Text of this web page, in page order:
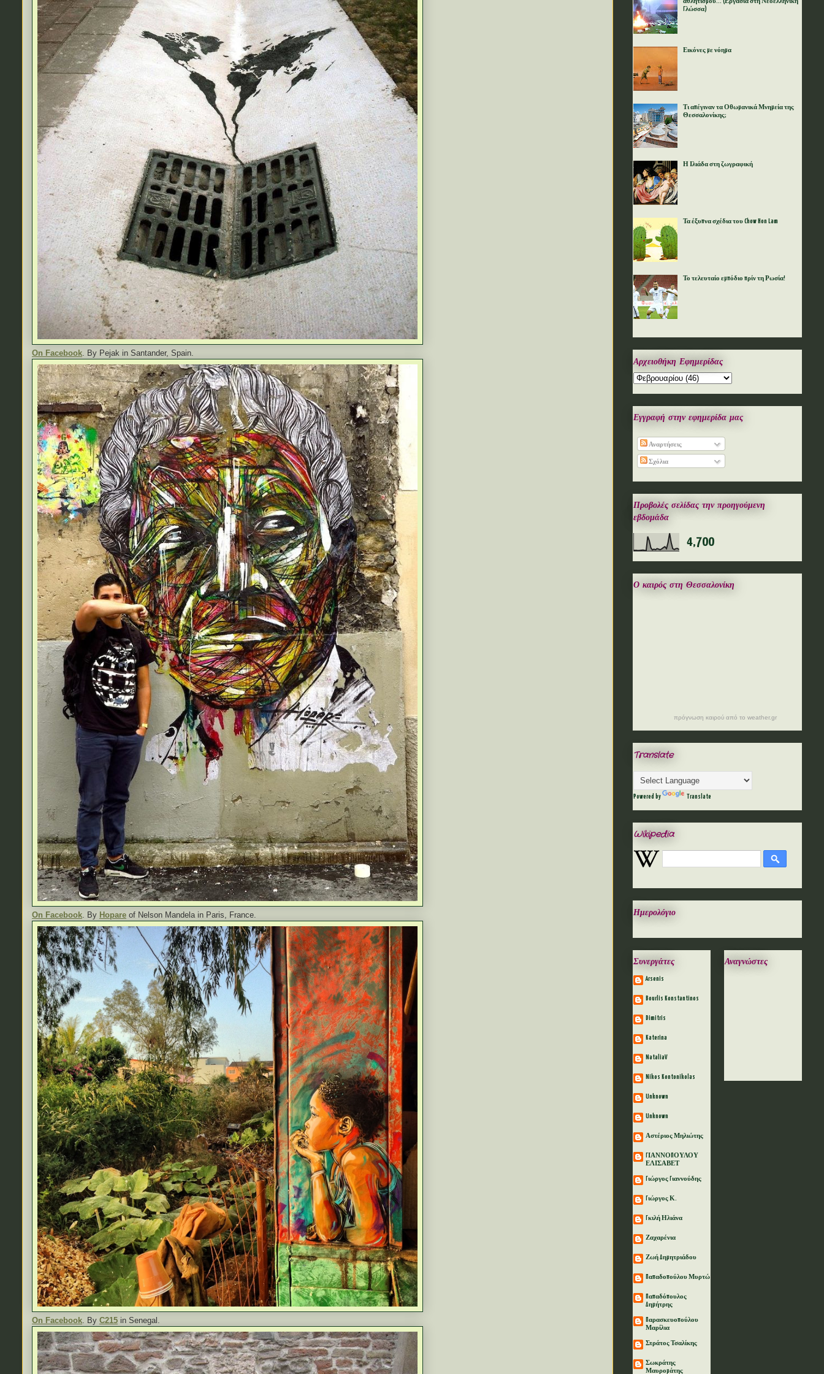
On Facebook. By Pejak in Santander, Spain.
On Facebook . By Hopare of Nelson Mandela in Paris, France.
On Facebook . By C215 in Senegal.
Γλώσσα)
Εικόνες με νόημα
Τι απέγιναν τα Οθωμανικά Μνημεία της
Θεσσαλονίκης;
Η Ιλιάδα στη ζωγραφική
Τα έξυπνα σχέδια του Chow Hon Lam
Το τελευταίο εμπόδιο πρίν τη Ρωσία!
Αρχειοθήκη Εφημερίδας
Εγγραφή στην εφημερίδα μας
Αναρτήσεις
Σχόλια
Προβολές σελίδας την προηγούμενη
εβδομάδα
4,700
Ο καιρός στη Θεσσαλονίκη
πρόγνωση καιρού από το weather.gr
Translate
Powered by Translate
Wikipedia
Ημερολόγιο
Συνεργάτες
Arsenis
Bourlis Konstantinos
Dimitris
Katerina
NataliaV
Nikos Kontonikolas
Unknown
Unknown
Αστέριος Μηλιώτης
ΓΙΑΝΝΟΠΟΥΛΟΥ
ΕΛΙΣΑΒΕΤ
Γιώργος Γιαννούδης
Γιώργος Κ.
Γκιλή Ηλιάνα
Ζαχαρένια
Ζωή Δημητριάδου
Παπαδοπούλου Μυρτώ
Παπαδόπουλος
Δημήτρης
Παρασκευοπούλου
Μαρίλια
Στράτος Τσαλίκης
Σωκράτης
Μαυρομάτης
Αναγνώστες